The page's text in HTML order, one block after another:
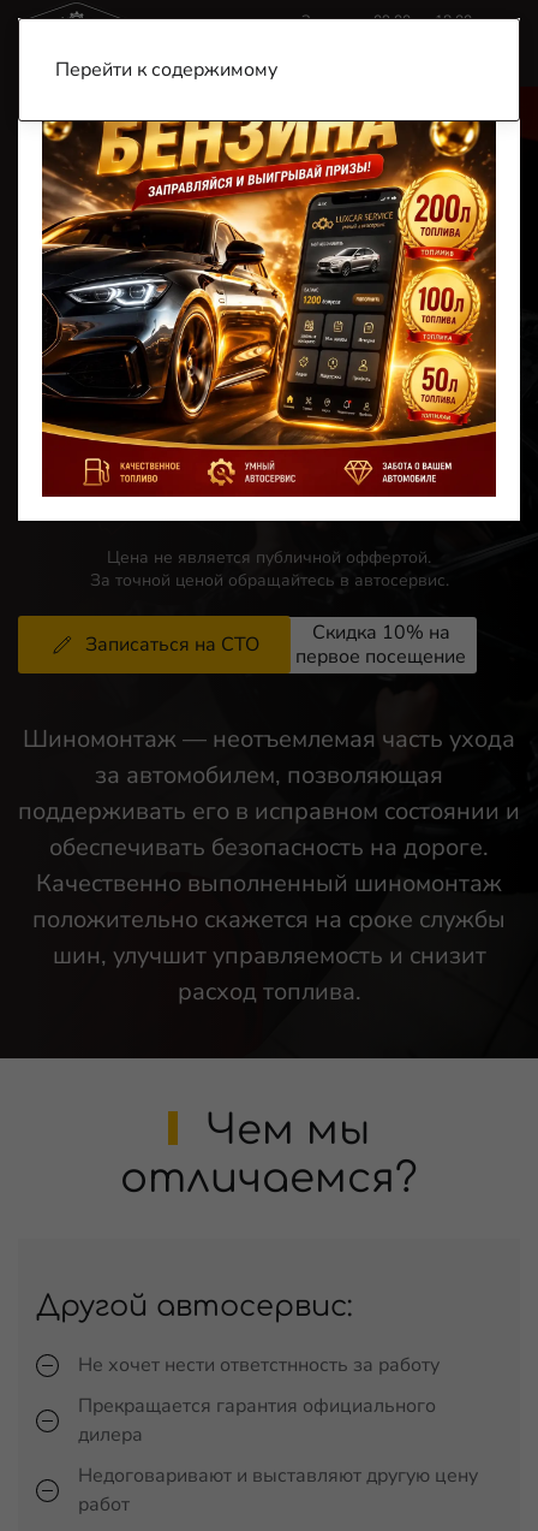
Перейти к содержимому
Звоните c 09:00 до 18:00
Главная Услуги
Шиномонтаж и балансировка
Шиномонтаж
Шиномонтаж в
Таганроге
от 300 ₽
Цена не является публичной оффертой.
За точной ценой обращайтесь в автосервис.
Записаться на СТО
Шиномонтаж — неотъемлемая часть ухода
за автомобилем, позволяющая
поддерживать его в исправном состоянии и
обеспечивать безопасность на дороге.
Качественно выполненный шиномонтаж
положительно скажется на сроке службы
шин, улучшит управляемость и снизит
расход топлива.
Чем мы
отличаемся?
Другой автосервис:
Не хочет нести ответстнность за работу
Прекращается гарантия официального
дилера
Недоговаривают и выставляют другую цену
работ